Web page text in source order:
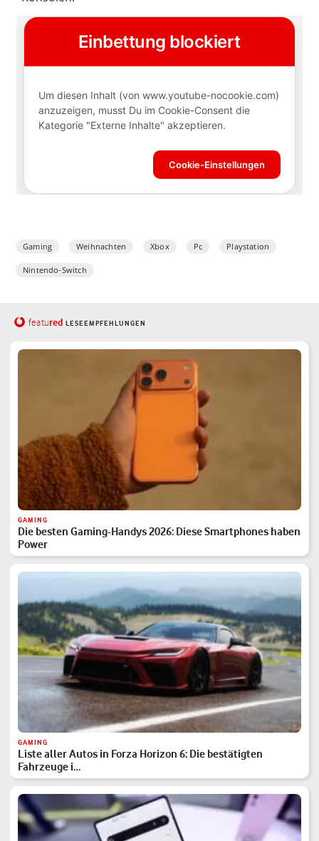
Gaming Weihnachten Xbox Pc Playstation
Nintendo-Switch
featured LESEEMPFEHLUNGEN
GAMING
Die besten Gaming-Handys 2026: Diese Smartphones haben
Power
GAMING
Liste aller Autos in Forza Horizon 6: Die bestätigten
Fahrzeuge i…